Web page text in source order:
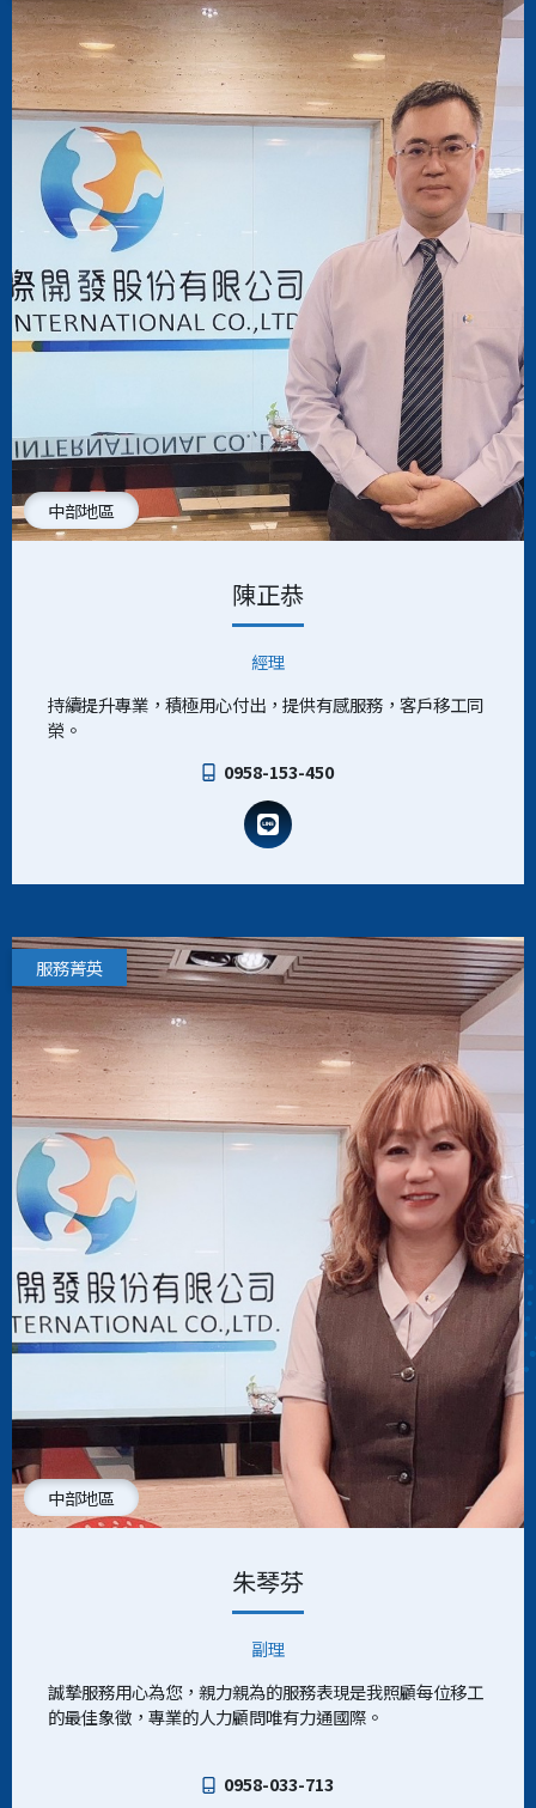
中部地區
陳正恭
經理
持續提升專業，積極用心付出，提供有感服務，客戶移工同
榮。
0958-153-450
服務菁英
中部地區
朱琴芬
副理
誠摯服務用心為您，親力親為的服務表現是我照顧每位移工
的最佳象徵，專業的人力顧問唯有力通國際。
0958-033-713